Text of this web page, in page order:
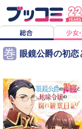
巻 眼鏡公爵の初恋